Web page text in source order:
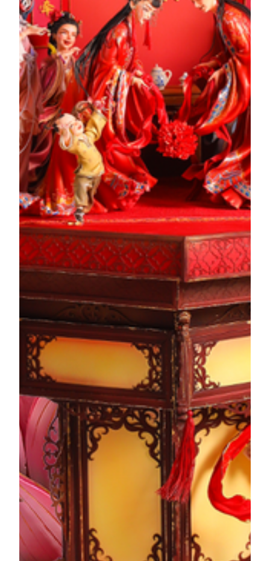
เจิ้ง กวนอิง (ค.ศ. 1842–1921) เกิดที่เซียงซาน มณฑล
กวางตุ้ง ท่านได้รับการศึกษาในมาเก๊าก่อนจะย้ายไป
ทำงานที่เซี่ยงไฮ้ เมื่อกลับมาที่มาเก๊า เขาอุทิศตนเขียนผล
งานชิ้นเอกชื่อ “คำเตือนสู่ยุครุ่งเรือง” ซึ่งเสนอแนวคิด
การปฏิรูปสมัยใหม่ ถือเป็นหน้าสำคัญที่งดงามใน
ประวัติศาสตร์ความคิดจีนยุคใหม่ ผลงานศิลป์ชิ้นนี้ได้
ผสานองค์ประกอบปูนปั้นจาก Mandarin’s House เข้าไว้
ด้วยกัน ซึ่งทั้งหมดสะท้อนถึงความคาดหวังในการมี
ครอบครัวที่ร่มเย็นเป็นสุขและการดำรงชีวิตที่ดีขึ้น
เรื่องราวของผลงาน
สิงโตตื่นและวัฒนธรรมยำฉา
การเชิดสิงโตตื่นแห่งกวางตุ้ง เป็นศิลปะการแสดงที่ผสาน
ศิลปะการต่อสู้ การร่ายรำ และดนตรีเข้าด้วยกัน สิงโตตื่น
ถือเป็นสัญลักษณ์แห่งพรอันเป็นสิริมงคล ขณะที่
วัฒนธรรมการยำฉาแบบกวางตุ้งก็เต็มไปด้วยพิธีกรรม
เฉพาะ และความนิยมในติ่มซำที่แผ่ซ่านไปทั่วโต๊ะอาหาร
ผลงานศิลป์ชิ้นนี้ใช้เทคนิคการจัดวางพื้นที่เหลื่อมซ้อน
เพื่อผสานสององค์ประกอบทางวัฒนธรรมล้ำค่าของดิน
แดนหลิงหนานไว้ในฉากเดียวกันอย่างลงตัว ถ่ายทอดวิถี
ชีวิตอันเป็นเอกลักษณ์ของชาวหลิงหนานได้อย่างงดงาม
เรื่องราวของผลงาน
หนาเฉิง – การหมั้นหมาย
“หนาเฉิง” หรือ “การหมั้นหมาย” เป็นหนึ่งใน “สาม
หนังสือหกพิธี” ของประเพณีการแต่งงาน โดยจะจัดขึ้น
ในวันมงคลที่ครอบครัวฝ่ายเจ้าบ่าวเลือกไว้ จากนั้นแม่สื่อ
จะนำพรจากครอบครัวเจ้าบ่าว พร้อมของขวัญหมั้นไป
สู่ขอครอบครัวเจ้าสาว บนดอกบัวที่เบ่งบานเต็มที่ มีกลีบ
ดอกแมกโนเลียผลิบานหันขึ้นโอบล้อมดวงจันทร์เต็มดวง
สื่อถึงคำอวยพรให้การแต่งงานงดงามและเปี่ยมด้วย